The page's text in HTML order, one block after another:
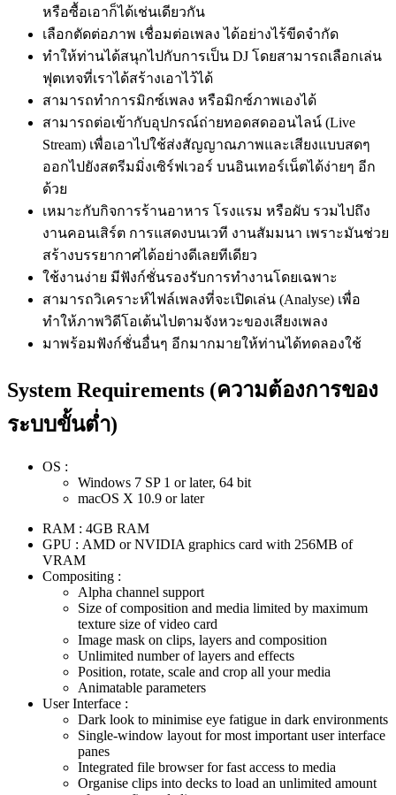
หรือซื้อเอาก็ได้เช่นเดียวกัน
เลือกตัดต่อภาพ เชื่อมต่อเพลง ได้อย่างไร้ขีดจำกัด
ทำให้ท่านได้สนุกไปกับการเป็น DJ โดยสามารถเลือกเล่น
ฟุตเทจที่เราได้สร้างเอาไว้ได้
สามารถทำการมิกซ์เพลง หรือมิกซ์ภาพเองได้
สามารถต่อเข้ากับอุปกรณ์ถ่ายทอดสดออนไลน์ (Live
Stream) เพื่อเอาไปใช้ส่งสัญญาณภาพและเสียงแบบสดๆ
ออกไปยังสตรีมมิ่งเซิร์ฟเวอร์ บนอินเทอร์เน็ตได้ง่ายๆ อีก
ด้วย
เหมาะกับกิจการร้านอาหาร โรงแรม หรือผับ รวมไปถึง
งานคอนเสิร์ต การแสดงบนเวที งานสัมมนา เพราะมันช่วย
สร้างบรรยากาศได้อย่างดีเลยทีเดียว
ใช้งานง่าย มีฟังก์ชั่นรองรับการทำงานโดยเฉพาะ
สามารถวิเคราะห์ไฟล์เพลงที่จะเปิดเล่น (Analyse) เพื่อ
ทำให้ภาพวิดีโอเต้นไปตามจังหวะของเสียงเพลง
มาพร้อมฟังก์ชั่นอื่นๆ อีกมากมายให้ท่านได้ทดลองใช้
System Requirements (ความต้องการของ
ระบบขั้นต่ำ)
OS :
Windows 7 SP 1 or later, 64 bit
macOS X 10.9 or later
RAM : 4GB RAM
GPU : AMD or NVIDIA graphics card with 256MB of
VRAM
Compositing :
Alpha channel support
Size of composition and media limited by maximum
texture size of video card
Image mask on clips, layers and composition
Unlimited number of layers and effects
Position, rotate, scale and crop all your media
Animatable parameters
User Interface :
Dark look to minimise eye fatigue in dark environments
Single-window layout for most important user interface
panes
Integrated file browser for fast access to media
Organise clips into decks to load an unlimited amount